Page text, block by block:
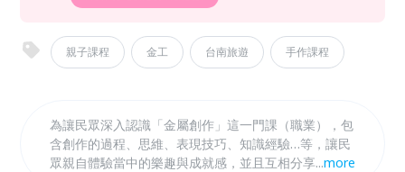
親子課程 金工 台南旅遊 手作課程
為讓民眾深入認識「金屬創作」這一門課（職業），包
含創作的過程、思維、表現技巧、知識經驗…等，讓民
眾親自體驗當中的樂趣與成就感，並且互相分享、切磋
...more